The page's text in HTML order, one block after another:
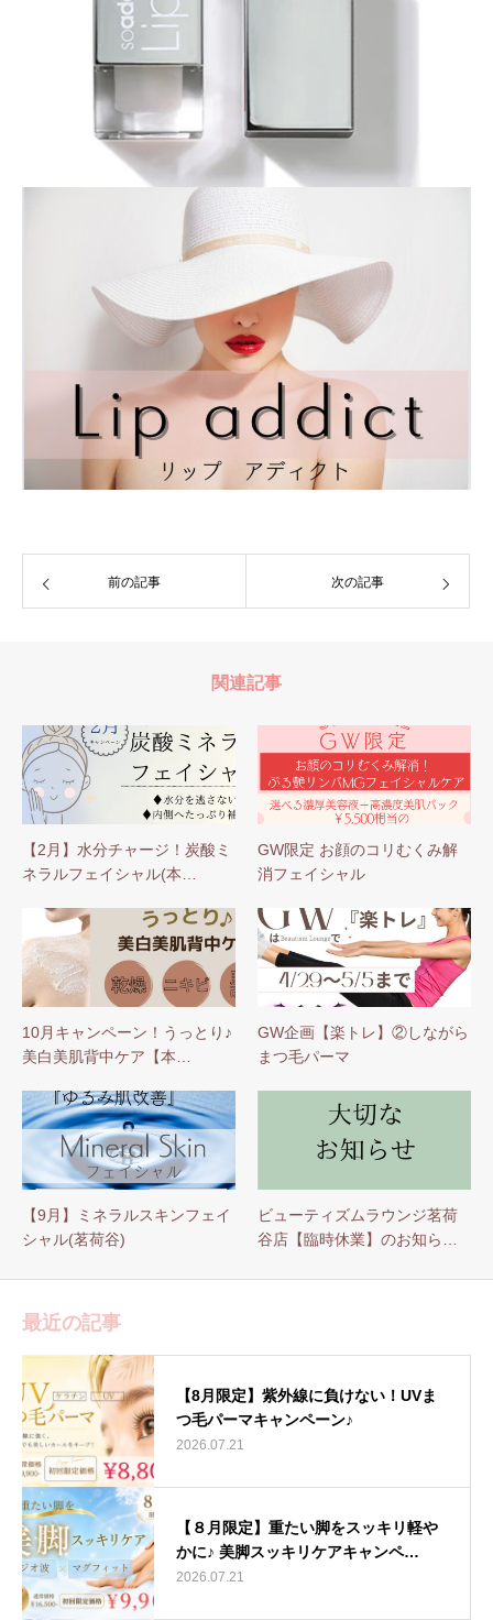
前の記事 次の記事
関連記事
【2月】水分チャージ！炭酸ミ
ネラルフェイシャル(本…
GW限定 お顔のコリむくみ解
消フェイシャル
10月キャンペーン！うっとり♪
美白美肌背中ケア【本…
GW企画【楽トレ】②しながら
まつ毛パーマ
【9月】ミネラルスキンフェイ
シャル(茗荷谷)
ビューティズムラウンジ茗荷
谷店【臨時休業】のお知ら…
最近の記事
【8月限定】紫外線に負けない！UVま
つ毛パーマキャンペーン♪
2026.07.21
【８月限定】重たい脚をスッキリ軽や
かに♪ 美脚スッキリケアキャンペ…
2026.07.21